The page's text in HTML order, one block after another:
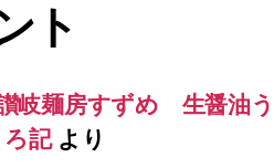
ト
麺房すずめ 生醤油う
ろ記より